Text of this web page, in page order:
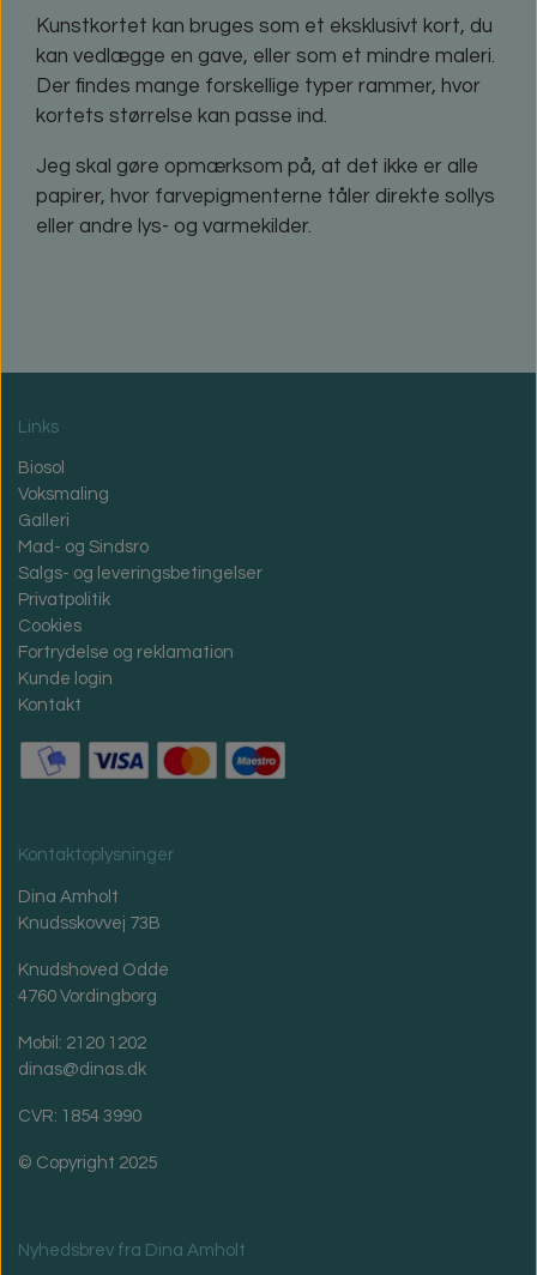
Kunstkortet kan bruges som et eksklusivt kort, du
kan vedlægge en gave, eller som et mindre maleri.
Der findes mange forskellige typer rammer, hvor
kortets størrelse kan passe ind.
Jeg skal gøre opmærksom på, at det ikke er alle
papirer, hvor farvepigmenterne tåler direkte sollys
eller andre lys- og varmekilder.
Links
Biosol
Voksmaling
Galleri
Mad- og Sindsro
Salgs- og leveringsbetingelser
Privatpolitik
Cookies
Fortrydelse og reklamation
Kunde login
Kontakt
Kontaktoplysninger
Dina Amholt
Knudsskovvej 73B
Knudshoved Odde
4760 Vordingborg
Mobil: 2120 1202
dinas@dinas.dk
CVR: 1854 3990
© Copyright 2025
Nyhedsbrev fra Dina Amholt